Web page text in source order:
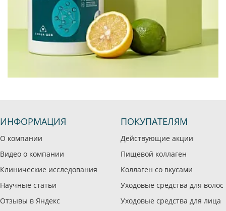
ИНФОРМАЦИЯ
О компании
Видео о компании
Клинические исследования
Научные статьи
Отзывы в Яндекс
ПОКУПАТЕЛЯМ
Действующие акции
Пищевой коллаген
Коллаген со вкусами
Уходовые средства для волос
Уходовые средства для лица